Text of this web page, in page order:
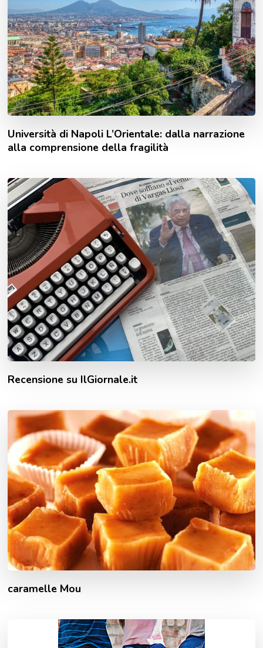
Università di Napoli L’Orientale: dalla narrazione
alla comprensione della fragilità
Recensione su IlGiornale.it
caramelle Mou